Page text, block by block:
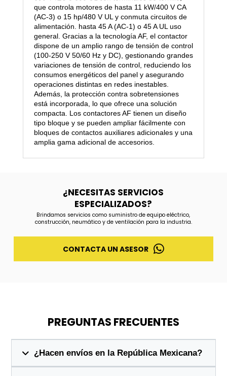
que controla motores de hasta 11 kW/400 V CA
(AC-3) o 15 hp/480 V UL y conmuta circuitos de
alimentación. hasta 45 A (AC-1) o 45 A UL uso
general. Gracias a la tecnología AF, el contactor
dispone de un amplio rango de tensión de control
(100-250 V 50/60 Hz y DC), gestionando grandes
variaciones de tensión de control, reduciendo los
consumos energéticos del panel y asegurando
operaciones distintas en redes inestables.
Además, la protección contra sobretensiones
está incorporada, lo que ofrece una solución
compacta. Los contactores AF tienen un diseño
tipo bloque y se pueden ampliar fácilmente con
bloques de contactos auxiliares adicionales y una
amplia gama adicional de accesorios.
¿NECESITAS SERVICIOS
ESPECIALIZADOS?
Brindamos servicios como suministro de equipo eléctrico,
construcción, neumático y de ventilación para la industria.
CONTACTA UN ASESOR
PREGUNTAS FRECUENTES
¿Hacen envíos en la República Mexicana?